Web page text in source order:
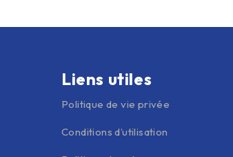
Liens utiles
Politique de vie privée
Conditions d’utilisation